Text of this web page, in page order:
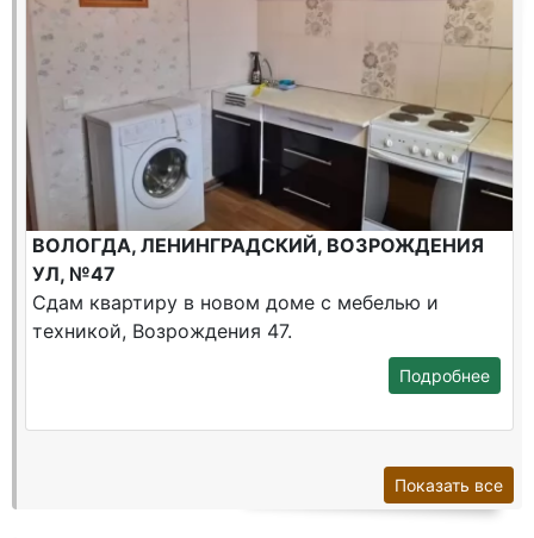
ВОЛОГДА, ЛЕНИНГРАДСКИЙ, ВОЗРОЖДЕНИЯ
УЛ, №47
Сдам квартиру в новом доме с мебелью и
техникой, Возрождения 47.
Подробнее
Показать все